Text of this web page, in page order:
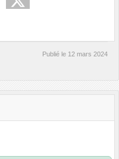
Publié le 12 mars 2024